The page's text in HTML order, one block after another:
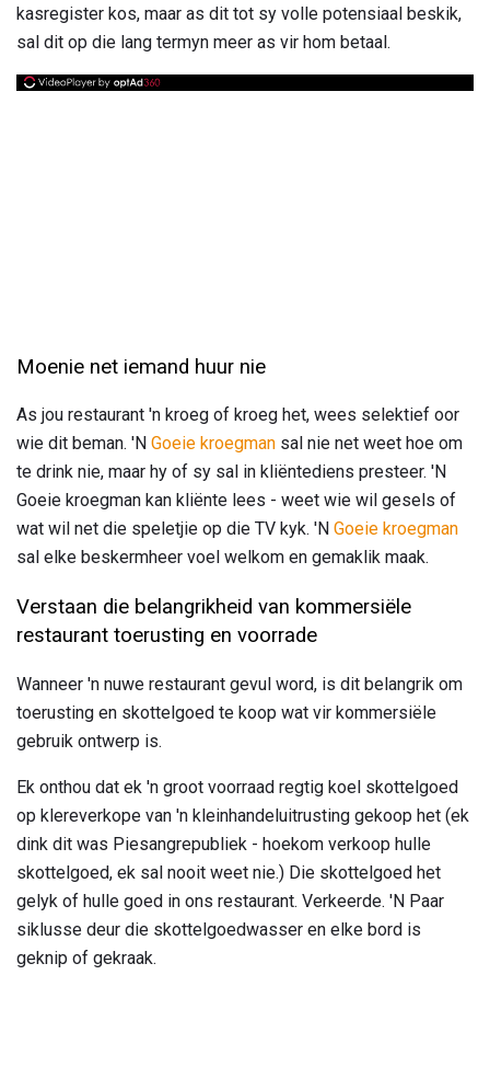
kasregister kos, maar as dit tot sy volle potensiaal beskik,
sal dit op die lang termyn meer as vir hom betaal.
Moenie net iemand huur nie
As jou restaurant 'n kroeg of kroeg het, wees selektief oor
wie dit beman. 'N Goeie kroegman sal nie net weet hoe om
te drink nie, maar hy of sy sal in kliëntediens presteer. 'N
Goeie kroegman kan kliënte lees - weet wie wil gesels of
wat wil net die speletjie op die TV kyk. 'N Goeie kroegman
sal elke beskermheer voel welkom en gemaklik maak.
Verstaan ​​die belangrikheid van kommersiële
restaurant toerusting en voorrade
Wanneer 'n nuwe restaurant gevul word, is dit belangrik om
toerusting en skottelgoed te koop wat vir kommersiële
gebruik ontwerp is.
Ek onthou dat ek 'n groot voorraad regtig koel skottelgoed
op klereverkope van 'n kleinhandeluitrusting gekoop het (ek
dink dit was Piesangrepubliek - hoekom verkoop hulle
skottelgoed, ek sal nooit weet nie.) Die skottelgoed het
gelyk of hulle goed in ons restaurant. Verkeerde. 'N Paar
siklusse deur die skottelgoedwasser en elke bord is
geknip of gekraak.